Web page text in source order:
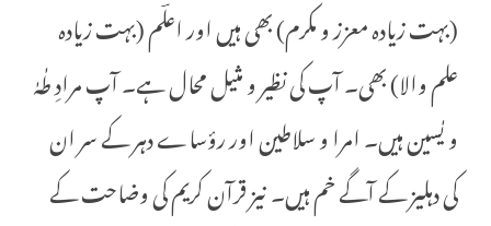
(بہت زیادہ معزز و مکرم) بھی ہیں اور اعلؔم (بہت زیادہ
علم والا) بھی۔ آپ کی نظیر و مثیل محال ہے۔ آپ مرادِ طٰہٰ
و یٰسین ہیں۔ امرا و سلاطین اور رؤساے دہر کے سر ان
کی دہلیز کے آگے خم ہیں۔ نیز قرآن کریم کی وضاحت کے